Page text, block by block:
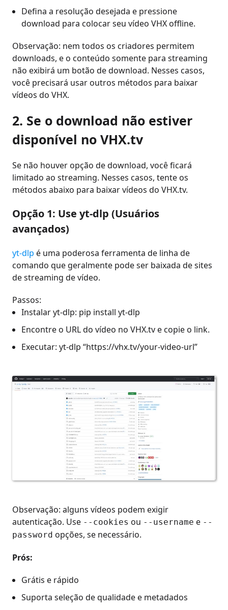
Defina a resolução desejada e pressione
download para colocar seu vídeo VHX offline.
Observação: nem todos os criadores permitem
downloads, e o conteúdo somente para streaming
não exibirá um botão de download. Nesses casos,
você precisará usar outros métodos para baixar
vídeos do VHX.
2. Se o download não estiver
disponível no VHX.tv
Se não houver opção de download, você ficará
limitado ao streaming. Nesses casos, tente os
métodos abaixo para baixar vídeos do VHX.tv.
Opção 1: Use yt-dlp (Usuários
avançados)
yt-dlp é uma poderosa ferramenta de linha de
comando que geralmente pode ser baixada de sites
de streaming de vídeo.
Passos:
Instalar yt-dlp: pip install yt-dlp
Encontre o URL do vídeo no VHX.tv e copie o link.
Executar: yt-dlp “https://vhx.tv/your-video-url”
Observação: alguns vídeos podem exigir
autenticação. Use --cookies ou --username e --
password opções, se necessário.
Prós:
Grátis e rápido
Suporta seleção de qualidade e metadados